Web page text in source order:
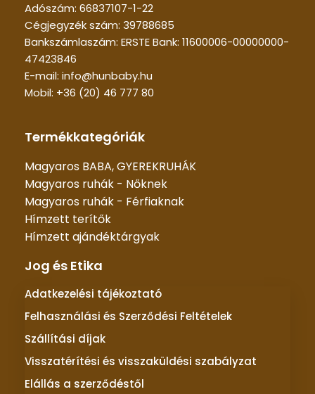
Adószám: 66837107-1-22
Cégjegyzék szám: 39788685
Bankszámlaszám: ERSTE Bank: 11600006-00000000-
47423846
E-mail: info@hunbaby.hu
Mobil: +36 (20) 46 777 80
Termékkategóriák
Magyaros BABA, GYEREKRUHÁK
Magyaros ruhák - Nőknek
Magyaros ruhák - Férfiaknak
Hímzett terítők
Hímzett ajándéktárgyak
Jog és Etika
Adatkezelési tájékoztató
Felhasználási és Szerződési Feltételek
Szállítási díjak
Visszatérítési és visszaküldési szabályzat
Elállás a szerződéstől